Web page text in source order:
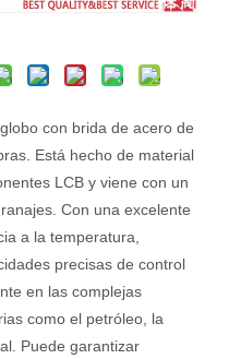
con brida de acero de
Está hecho de material
LCB y viene con un
Con una excelente
a la temperatura,
precisas de control
en las complejas
como el petróleo, la
Puede garantizar